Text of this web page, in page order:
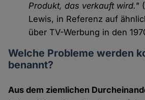
Produkt, das verkauft wird."
Lewis, in Referenz auf
über TV-Werbung in den
Welche Probleme werden
benannt?
Aus dem ziemlichen